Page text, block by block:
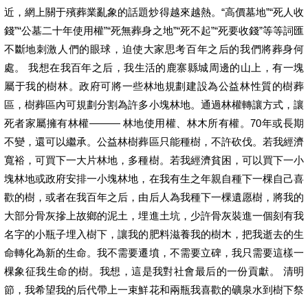
近，網上關于殯葬業亂象的話題炒得越來越熱。“高價墓地”“死人收
錢”“公墓二十年使用權”“死無葬身之地”“死不起”“死要收錢”等等詞匯
不斷地刺激人們的眼球，迫使大家思考百年之后的我們將葬身何
處。 我想在我百年之后，我生活的鹿寨縣城周邊的山上，有一塊
屬于我的樹林。政府可將一些林地規劃建設為公益林性質的樹葬
區，樹葬區內可規劃分割為許多小塊林地。通過林權轉讓方式，讓
死者家屬擁有林權——— 林地使用權、林木所有權。70年或長期
不變，還可以繼承。公益林樹葬區只能種樹，不許砍伐。若我經濟
寬裕，可買下一大片林地，多種樹。若我經濟貧困，可以買下一小
塊林地或政府安排一小塊林地，在我有生之年親自種下一棵自己喜
歡的樹，或者在我百年之后，由后人為我種下一棵遺愿樹，將我的
大部分骨灰摻上故鄉的泥土，埋進土坑，少許骨灰裝進一個刻有我
名字的小瓶子埋入樹下，讓我的肥料滋養我的樹木，把我逝去的生
命轉化為新的生命。我不需要遷墳，不需要立碑，我只需要這樣一
棵象征我生命的樹。我想，這是我對社會最后的一份貢獻。 清明
節，我希望我的后代帶上一束鮮花和兩瓶我喜歡的礦泉水到樹下祭